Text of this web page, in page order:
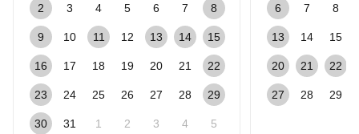
2 3 4 5 6 7 8
9 10 11 12 13 14 15
16 17 18 19 20 21 22
23 24 25 26 27 28 29
30 31 1 2 3 4 5
6 7 8
13 14 15
20 21 22
27 28 29